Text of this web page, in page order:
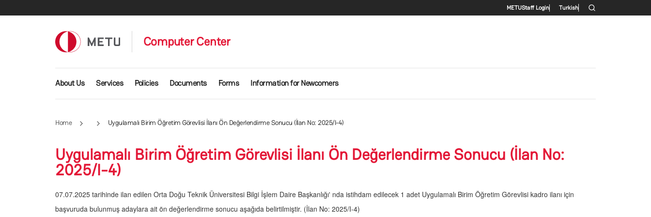
Secondary menu
METUStaff Login Turkish
Computer Center
Main navigation
About Us Services Policies Documents Forms Information for Newcomers
Home Uygulamalı Birim Öğretim Görevlisi İlanı Ön Değerlendirme Sonucu (İlan No: 2025/I-4)
Uygulamalı Birim Öğretim Görevlisi İlanı Ön Değerlendirme Sonucu (İlan No:
2025/I-4)
07.07.2025 tarihinde ilan edilen Orta Doğu Teknik Üniversitesi Bilgi İşlem Daire Başkanlığı' nda istihdam edilecek 1 adet Uygulamalı Birim Öğretim Görevlisi kadro ilanı için
başvuruda bulunmuş adaylara ait ön değerlendirme sonucu aşağıda belirtilmiştir. (İlan No: 2025/I-4)